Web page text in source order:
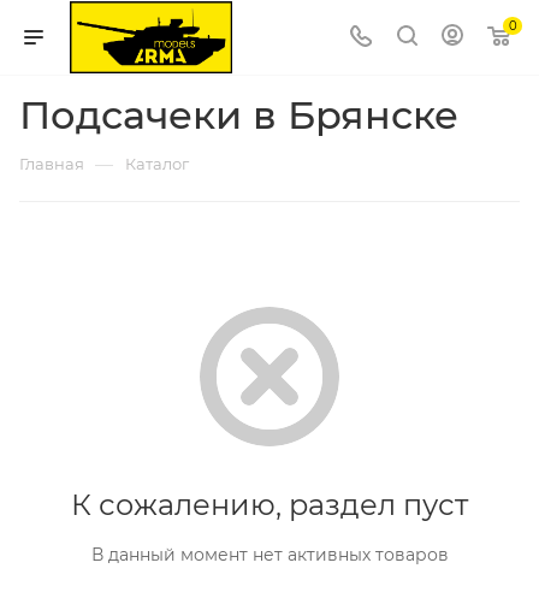
0
Подсачеки в Брянске
Главная — Каталог
К сожалению, раздел пуст
В данный момент нет активных товаров